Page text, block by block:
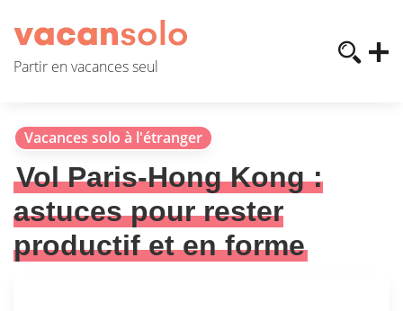
Partir en vacances seul
Vacances solo à l'étranger
Vol Paris-Hong Kong :
astuces pour rester
productif et en forme